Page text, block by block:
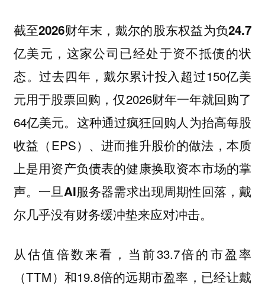
截至2026财年末，戴尔的股东权益为负24.7
亿美元， 这家公司已经处于资不抵债的状
态。过去四年，戴尔累计投入超过150亿美
元用于股票回购，仅2026财年一年就回购了
64亿美元。这种通过疯狂回购人为抬高每股
收益（EPS）、进而推升股价的做法，本质
上是用资产负债表的健康换取资本市场的掌
声。 一旦AI服务器需求出现周期性回落，戴
尔几乎没有财务缓冲垫来应对冲击。
从估值倍数来看，当前33.7倍的市盈率
（TTM）和19.8倍的远期市盈率，已经让戴